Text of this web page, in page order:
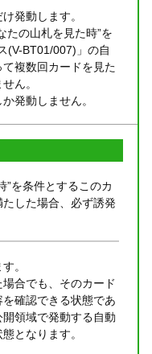
発動します。
たの山札を見た時”を
(V-BT01/007)」の自
複数回カードを見た
ん。
発動しません。
”を条件とするこのカ
した場合、必ず誘発
。
合でも、そのカード
確認できる状態であ
領域で発動する自動
となります。